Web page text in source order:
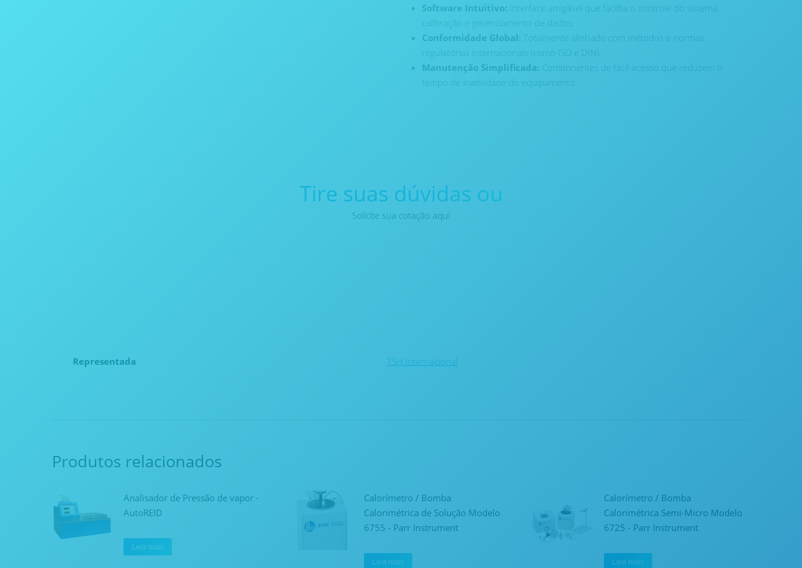
Software Intuitivo: Interface amigável que facilita o controle do sistema,
calibração e gerenciamento de dados.
Conformidade Global: Totalmente alinhado com métodos e normas
regulatórias internacionais (como ISO e DIN).
Manutenção Simplificada: Componentes de fácil acesso que reduzem o
tempo de inatividade do equipamento.
Tire suas dúvidas ou
Solicite sua cotação aqui
Representada TSH Internacional
Produtos relacionados
Analisador de Pressão de vapor -
AutoREID
Leia mais
Calorímetro / Bomba
Calorimétrica de Solução Modelo
6755 - Parr Instrument
Leia mais
Calorímetro / Bomba
Calorimétrica Semi-Micro Modelo
6725 - Parr Instrument
Leia mais